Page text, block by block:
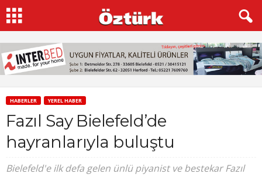
HABERLER YEREL HABER
Fazıl Say Bielefeld’de
hayranlarıyla buluştu
Bielefeld'e ilk defa gelen ünlü piyanist ve bestekar Fazıl